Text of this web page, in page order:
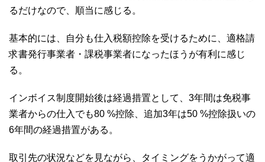
るだけなので、順当に感じる。
基本的には、自分も仕入税額控除を受けるために、適格請
求書発行事業者・課税事業者になったほうが有利に感じ
る。
インボイス制度開始後は経過措置として、3年間は免税事
業者からの仕入でも80 %控除、追加3年は50 %控除扱いの
6年間の経過措置がある。
取引先の状況などを見ながら、タイミングをうかがって適